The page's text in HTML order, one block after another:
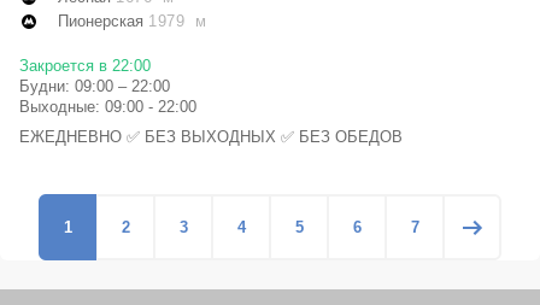
Пионерская 1979 м
Закроется в 22:00
Будни: 09:00 – 22:00
Выходные: 09:00 - 22:00
ЕЖЕДНЕВНО ✅ БЕЗ ВЫХОДНЫХ ✅ БЕЗ ОБЕДОВ
1 2 3 4 5 6 7